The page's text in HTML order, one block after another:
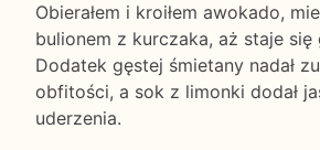
Obierałem i kroiłem awokado,
bulionem z kurczaka, aż staje się
Dodatek gęstej śmietany nadał
obfitości, a sok z limonki dodał
uderzenia.